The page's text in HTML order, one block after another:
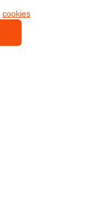
cookies